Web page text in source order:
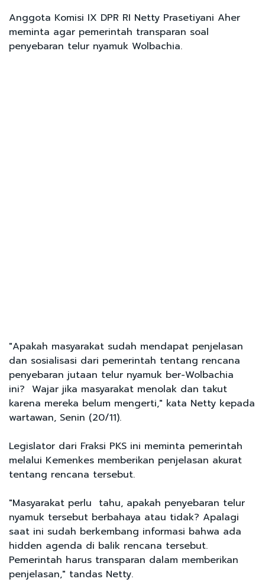
Anggota Komisi IX DPR RI Netty Prasetiyani Aher
meminta agar pemerintah transparan soal
penyebaran telur nyamuk Wolbachia.
"Apakah masyarakat sudah mendapat penjelasan
dan sosialisasi dari pemerintah tentang rencana
penyebaran jutaan telur nyamuk ber-Wolbachia
ini? Wajar jika masyarakat menolak dan takut
karena mereka belum mengerti," kata Netty kepada
wartawan, Senin (20/11).
Legislator dari Fraksi PKS ini meminta pemerintah
melalui Kemenkes memberikan penjelasan akurat
tentang rencana tersebut.
"Masyarakat perlu tahu, apakah penyebaran telur
nyamuk tersebut berbahaya atau tidak? Apalagi
saat ini sudah berkembang informasi bahwa ada
hidden agenda di balik rencana tersebut.
Pemerintah harus transparan dalam memberikan
penjelasan," tandas Netty.